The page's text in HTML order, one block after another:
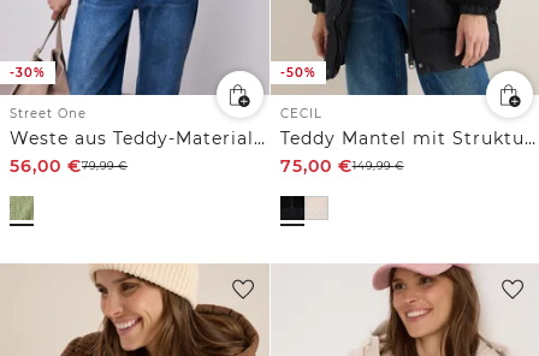
-30%
Street One
Weste aus Teddy-Material mit Zipper
56,00 €79,99€
-50%
CECIL
Teddy Mantel mit Strukturmix
75,00 €149,99€